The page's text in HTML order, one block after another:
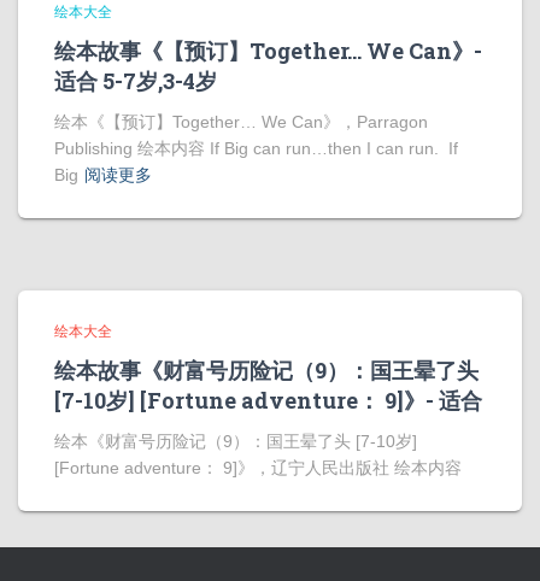
绘本大全
绘本故事《【预订】Together… We Can》-
适合 5-7岁,3-4岁
绘本《【预订】Together… We Can》，Parragon
Publishing 绘本内容 If Big can run…then I can run. If
Big 阅读更多
绘本大全
绘本故事《财富号历险记（9）：国王晕了头
[7-10岁] [Fortune adventure： 9]》- 适合
绘本《财富号历险记（9）：国王晕了头 [7-10岁]
[Fortune adventure： 9]》，辽宁人民出版社 绘本内容